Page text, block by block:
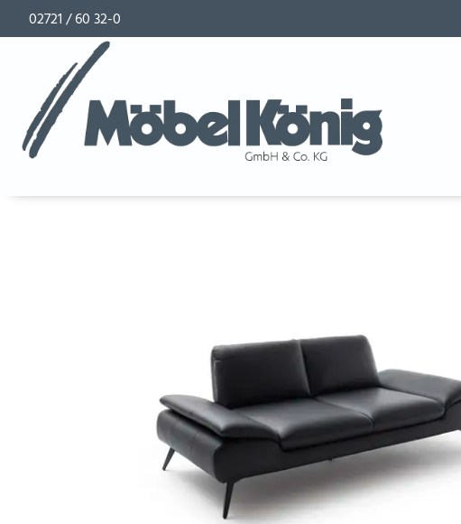
02721 / 60 32-0